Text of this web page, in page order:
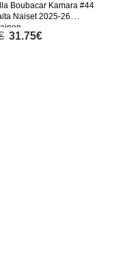
Boubacar Kamara #44
Naiset 2025-26
31.75€